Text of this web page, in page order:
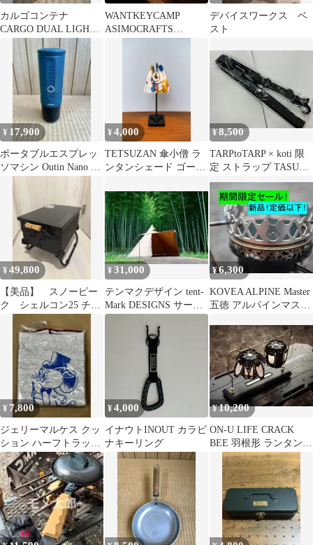
カルゴコンテナ
CARGO DUAL LIGHT
MINI サンドベージュ
WANTKEYCAMP
ASIMOCRAFTS
デバイスワークス ベ
スト
¥ 17,900
ポータブルエスプレッ
ソマシン Outin Nano ア
¥4,000
TETSUZAN 傘小僧 ラ
ンタンシェード ゴール
¥8,500
TARPtoTARP × koti 限
定 ストラップ TASUKI
TARP
¥49,800
【美品】 スノーピー
ク シェルコン25 チッ
ピング塗装 カスタム
¥31,000
テンマクデザイン tent-
Mark DESIGNS サーカ
スTC DX+
¥6,300
KOVEA ALPINE Master
五徳 アルパインマスタ
¥ 7,800
ジェリーマルケス クッ
ション ハーフトラック
ジェリー鵜飼 ネイタル
デザイン
¥4,000
イナウトINOUT カラビ
ナキーリング
¥10,200
ON-U LIFE CRACK
BEE 羽根形 ランタンシ
ェード